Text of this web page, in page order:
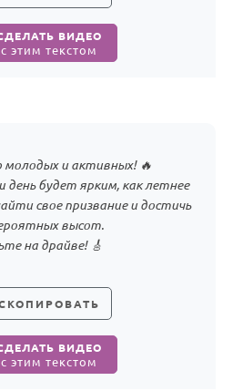
ВИДЕО
с этим текстом
молодых и активных! 🔥
будет ярким, как летнее
свое призвание и достичь
высот.
на драйве! 🎸
ВИДЕО
с этим текстом